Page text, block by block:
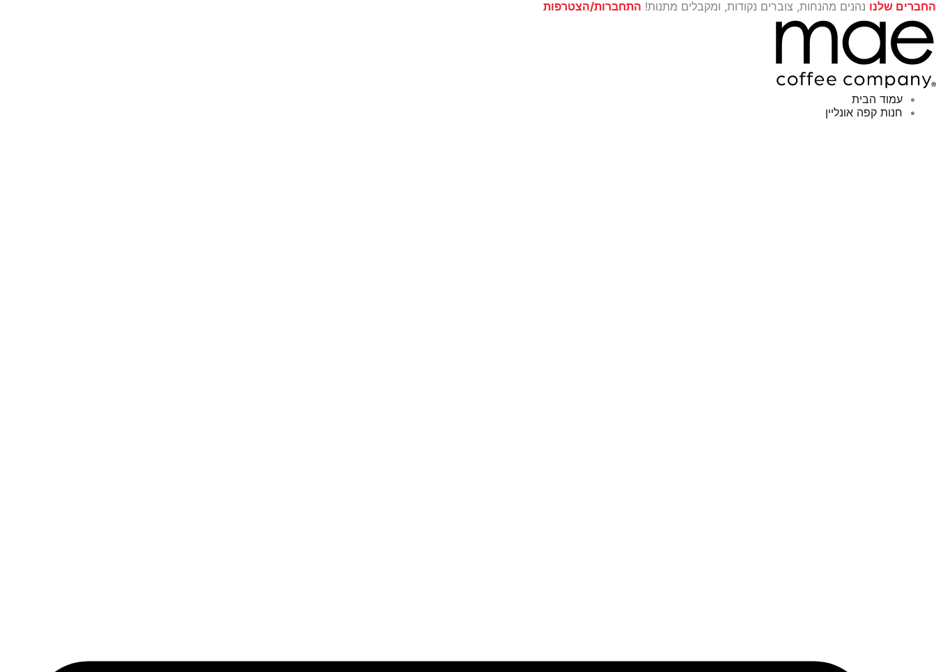
החברים שלנו נהנים מהנחות, צוברים נקודות, ומקבלים מתנות! התחברות/הצטרפות
דילוג
לתוכן
עמוד הבית
חנות קפה אונליין
כמות
Turrialba